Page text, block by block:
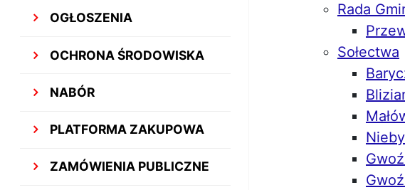
OGŁOSZENIA
OCHRONA ŚRODOWISKA
NABÓR
PLATFORMA ZAKUPOWA
ZAMÓWIENIA PUBLICZNE
Rada
Sołectwa